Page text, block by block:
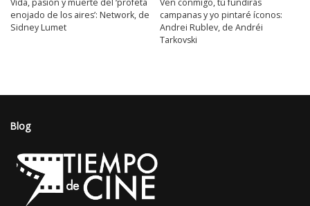
Vida, pasión y muerte del ‘profeta
enojado de los aires’: Network, de
Sidney Lumet
Ven conmigo, tú fundirás
campanas y yo pintaré íconos:
Andrei Rublev, de Andréi
Tarkovski
Blog